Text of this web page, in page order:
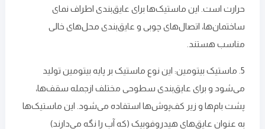
حرارت است. این ماستیک‌ها برای عایق‌بندی اطراف نمای
ساختمان‌ها، اتصال‌های چوبی و عایق‌بندی محل‌های خالی
مناسب هستند.
5. ماستیک بیتومین: این نوع ماستیک بر پایه‌ بیتومین تولید
می‌شود و برای عایق‌بندی سطوحی مختلف ازجمله سقف‌ها،
پشت بام‌ها و زیر کف‌پوش‌ها استفاده می‌شود. این ماستیک‌ها
به‌ عنوان عایق‌های هیدروفوبیک (که آب ‌را نگه می‌دارند)